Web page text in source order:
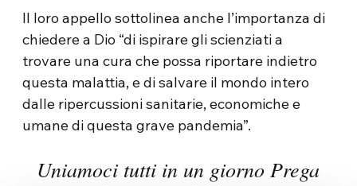
Il loro appello sottolinea anche l’importanza di
chiedere a Dio “di ispirare gli scienziati a
trovare una cura che possa riportare indietro
questa malattia, e di salvare il mondo intero
dalle ripercussioni sanitarie, economiche e
umane di questa grave pandemia”.
Uniamoci tutti in un giorno Prega